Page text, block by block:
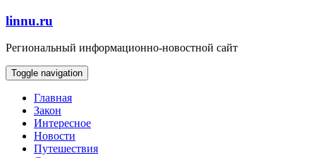
Skip
content
linnu.ru
Региональный информационно-новостной сайт
Toggle navigation
Главная
Закон
Интересное
Новости
Путешествия